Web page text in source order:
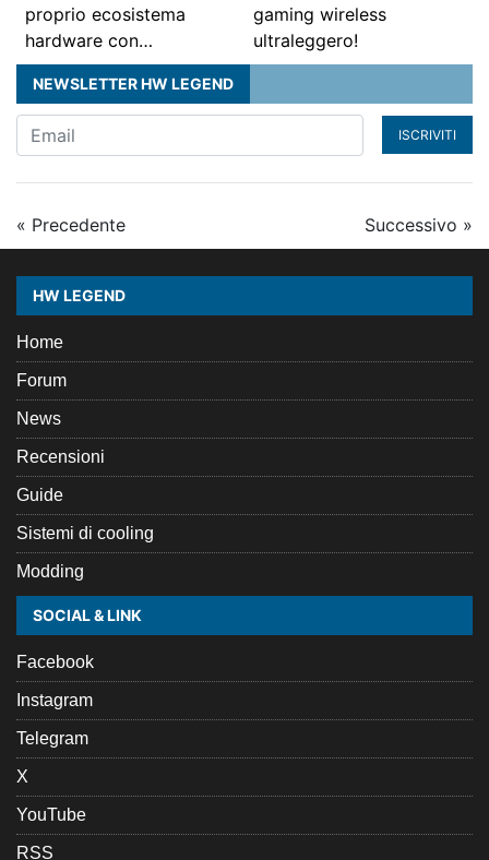
proprio ecosistema
hardware con…
gaming wireless
ultraleggero!
NEWSLETTER HW LEGEND
ISCRIVITI
« Precedente Successivo »
HW LEGEND
Home
Forum
News
Recensioni
Guide
Sistemi di cooling
Modding
SOCIAL & LINK
Facebook
Instagram
Telegram
X
YouTube
RSS